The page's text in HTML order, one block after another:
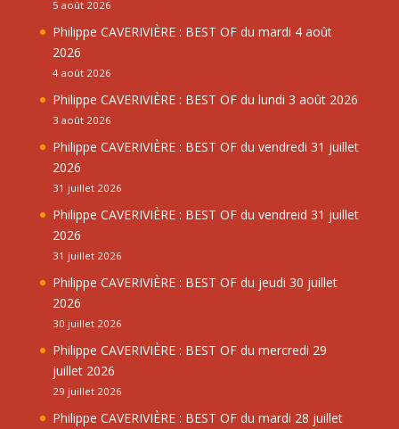
5 août 2026
Philippe CAVERIVIÈRE : BEST OF du mardi 4 août
2026
4 août 2026
Philippe CAVERIVIÈRE : BEST OF du lundi 3 août 2026
3 août 2026
Philippe CAVERIVIÈRE : BEST OF du vendredi 31 juillet
2026
31 juillet 2026
Philippe CAVERIVIÈRE : BEST OF du vendreid 31 juillet
2026
31 juillet 2026
Philippe CAVERIVIÈRE : BEST OF du jeudi 30 juillet
2026
30 juillet 2026
Philippe CAVERIVIÈRE : BEST OF du mercredi 29
juillet 2026
29 juillet 2026
Philippe CAVERIVIÈRE : BEST OF du mardi 28 juillet